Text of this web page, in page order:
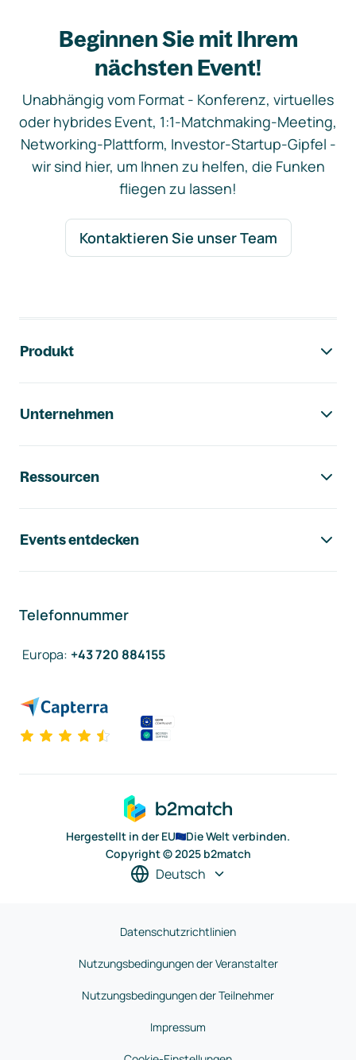
Beginnen Sie mit Ihrem
nächsten Event!
Unabhängig vom Format - Konferenz, virtuelles
oder hybrides Event, 1:1-Matchmaking-Meeting,
Networking-Plattform, Investor-Startup-Gipfel -
wir sind hier, um Ihnen zu helfen, die Funken
fliegen zu lassen!
Kontaktieren Sie unser Team
Produkt
Unternehmen
Ressourcen
Events entdecken
Telefonnummer
Europa: +43 720 884155
Hergestellt in der EU
Die Welt verbinden.
Copyright © 2025 b2match
Deutsch
Datenschutzrichtlinien
Nutzungsbedingungen der Veranstalter
Nutzungsbedingungen der Teilnehmer
Impressum